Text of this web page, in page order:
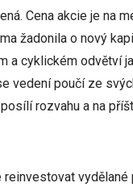
Cena akcie je na
žadonila o nový
a cyklickém odvětví
vedení poučí ze
rozvahu a na
reinvestovat